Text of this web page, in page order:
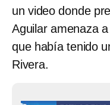
un video donde
Aguilar amenaza
que había tenido
Rivera.